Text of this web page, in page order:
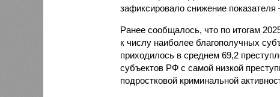
зафиксировало снижение
Ранее сообщалось, что по итогам
к числу наиболее благополучных
приходилось в среднем 69,2
субъектов РФ с самой низкой
подростковой криминальной